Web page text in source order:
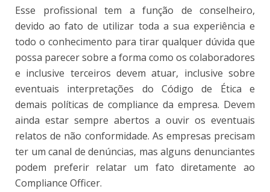
Esse profissional tem a função de conselheiro,
devido ao fato de utilizar toda a sua experiência e
todo o conhecimento para tirar qualquer dúvida que
possa parecer sobre a forma como os colaboradores
e inclusive terceiros devem atuar, inclusive sobre
eventuais interpretações do Código de Ética e
demais políticas de compliance da empresa. Devem
ainda estar sempre abertos a ouvir os eventuais
relatos de não conformidade. As empresas precisam
ter um canal de denúncias, mas alguns denunciantes
podem preferir relatar um fato diretamente ao
Compliance Officer.